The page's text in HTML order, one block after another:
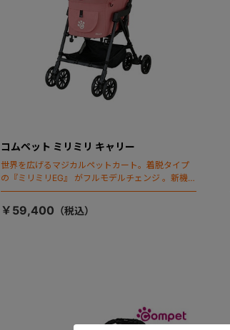
コムペット ミリミリ キャリー
世界を広げるマジカルペットカート。着脱タイプ
の『ミリミリEG』 がフルモデルチェンジ 。新機能
「マジカルフォールディング」搭載
￥59,400